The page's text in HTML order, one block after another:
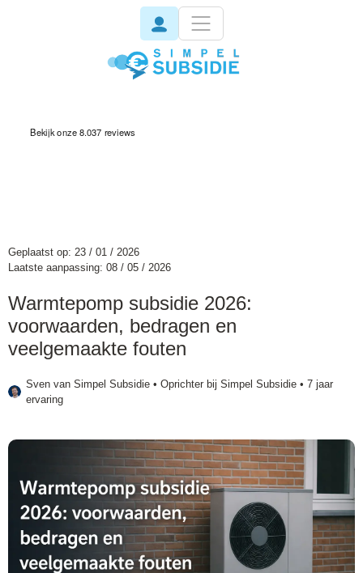
Geplaatst op: 23 / 01 / 2026
Laatste aanpassing: 08 / 05 / 2026
Warmtepomp subsidie 2026:
voorwaarden, bedragen en
veelgemaakte fouten
Sven van Simpel Subsidie • Oprichter bij Simpel Subsidie • 7 jaar
ervaring